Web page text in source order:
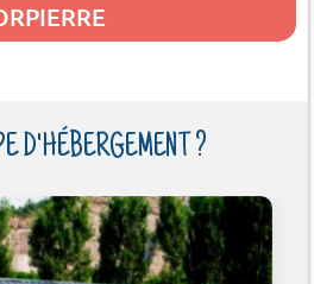
D'HÉBERGEMENT ?